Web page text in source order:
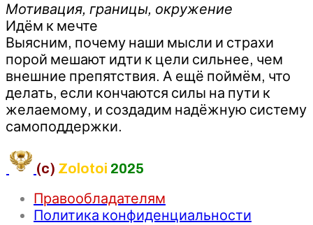
Мотивация, границы, окружение
Идём к мечте
Выясним, почему наши мысли и страхи
порой мешают идти к цели сильнее, чем
внешние препятствия. А ещё поймём, что
делать, если кончаются силы на пути к
желаемому, и создадим надёжную систему
самоподдержки.
(c) Zolotoi 2025
Правообладателям
Политика конфиденциальности